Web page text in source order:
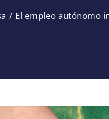
El empleo autónomo